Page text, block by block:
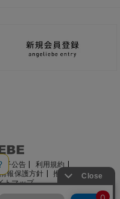
子公告
利用規約
報保護方針
推奨環境
トマップ